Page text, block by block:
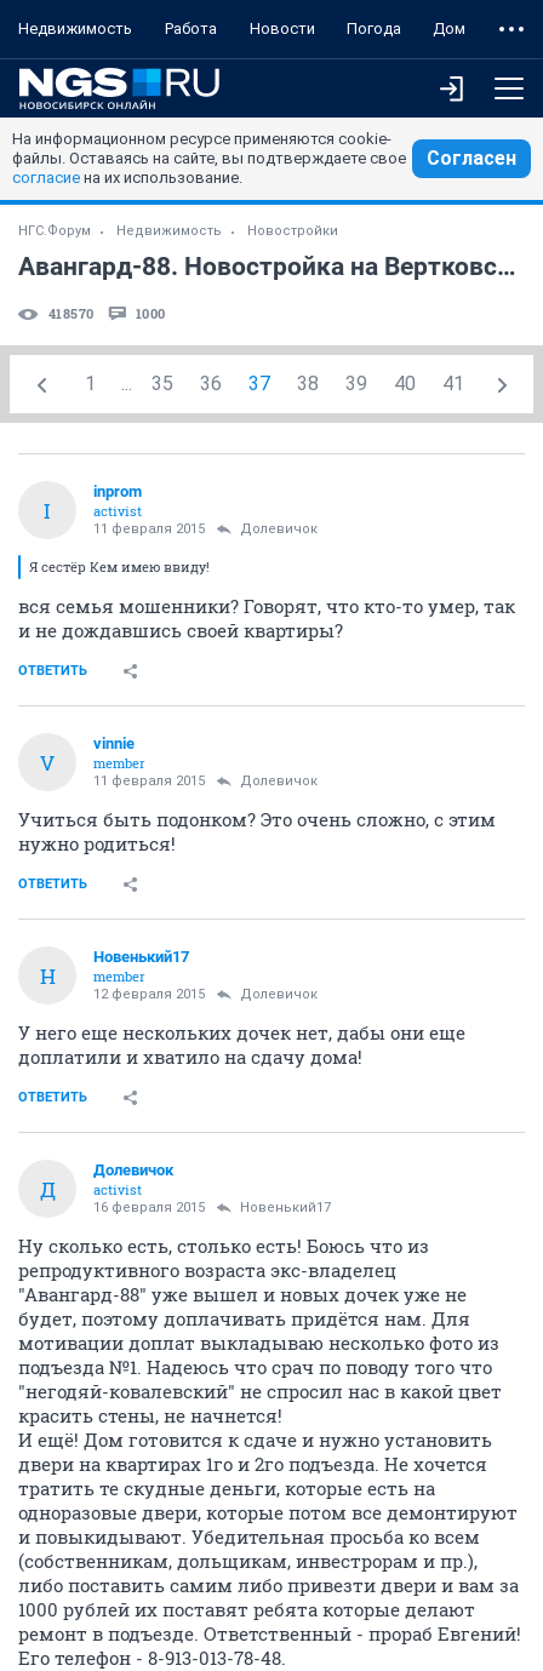
Недвижимость Работа Новости Погода Дом
На информационном ресурсе применяются cookie-
файлы. Оставаясь на сайте, вы подтверждаете свое
согласие на их использование.
Согласен
НГС.Форум Недвижимость Новостройки
Авангард-88. Новостройка на Вертковской (часть 2)
418570 1000
1 ... 35 36 37 38 39 40 41
I
inprom
activist
11 февраля 2015 Долевичок
Я сестёр Кем имею ввиду!
вся семья мошенники? Говорят, что кто-то умер, так
и не дождавшись своей квартиры?
ОТВЕТИТЬ
V
vinnie
member
11 февраля 2015 Долевичок
Учиться быть подонком? Это очень сложно, с этим
нужно родиться!
ОТВЕТИТЬ
Н
Новенький17
member
12 февраля 2015 Долевичок
У него еще нескольких дочек нет, дабы они еще
доплатили и хватило на сдачу дома!
ОТВЕТИТЬ
Д
Долевичок
activist
16 февраля 2015 Новенький17
Ну сколько есть, столько есть! Боюсь что из
репродуктивного возраста экс-владелец
"Авангард-88" уже вышел и новых дочек уже не
будет, поэтому доплачивать придётся нам. Для
мотивации доплат выкладываю несколько фото из
подъезда №1. Надеюсь что срач по поводу того что
"негодяй-ковалевский" не спросил нас в какой цвет
красить стены, не начнется!
И ещё! Дом готовится к сдаче и нужно установить
двери на квартирах 1го и 2го подъезда. Не хочется
тратить те скудные деньги, которые есть на
одноразовые двери, которые потом все демонтируют
и повыкидывают. Убедительная просьба ко всем
(собственникам, дольщикам, инвестрорам и пр.),
либо поставить самим либо привезти двери и вам за
1000 рублей их поставят ребята которые делают
ремонт в подъезде. Ответственный - прораб Евгений!
Его телефон - 8-913-013-78-48.